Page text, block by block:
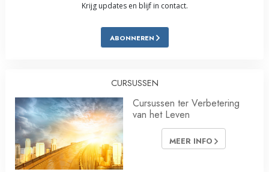
Krijg updates en blijf in contact.
ABONNEREN
CURSUSSEN
Cursussen ter Verbetering
van het Leven
MEER INFO